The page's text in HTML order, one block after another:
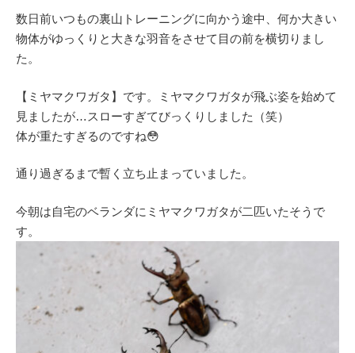
数日前いつもの裏山トレーニングに向かう途中、何か大きい
物体がゆっくりと大きな羽音をさせて目の前を横切りまし
た。
【ミヤマクワガタ】です。ミヤマクワガタが飛ぶ姿を始めて
見ましたが…スローすぎてびっくりしました（笑）
体が重たすぎるのですね😳
通り過ぎるまで暫く立ち止まっていました。
今朝は自宅のベランダにミヤマクワガタが二匹いたそうで
す。